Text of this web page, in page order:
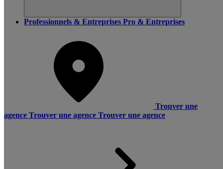
Professionnels & Entreprises Pro & Entreprises
Trouver une
agence Trouver une agence Trouver une agence